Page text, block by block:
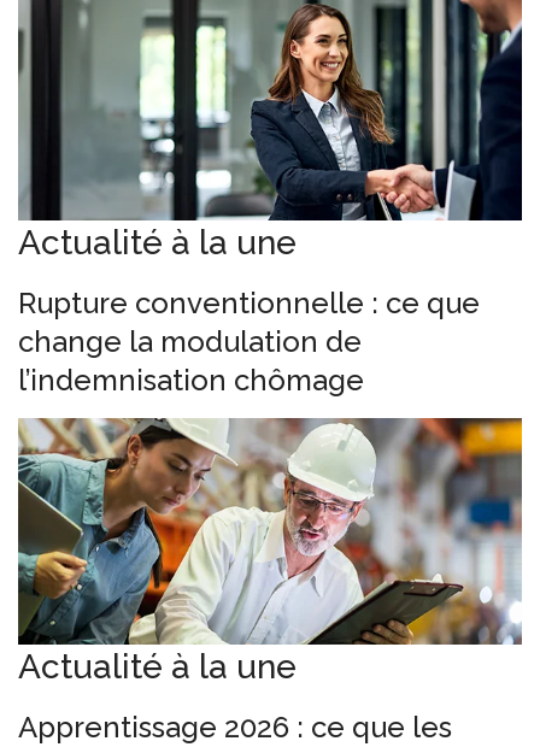
Actualité à la une
Rupture conventionnelle : ce que
change la modulation de
l’indemnisation chômage
Actualité à la une
Apprentissage 2026 : ce que les